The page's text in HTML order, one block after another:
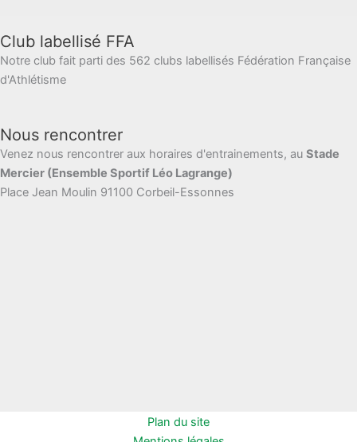
Club labellisé FFA
Notre club fait parti des 562 clubs labellisés Fédération Française
d'Athlétisme
Nous rencontrer
Venez nous rencontrer aux horaires d'entrainements, au Stade
Mercier (Ensemble Sportif Léo Lagrange)
Place Jean Moulin 91100 Corbeil-Essonnes
Plan du site